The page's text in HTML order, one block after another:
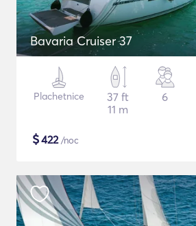
Bavaria Cruiser 37
Plachetnice
37 ft
11 m
6
$422/noc